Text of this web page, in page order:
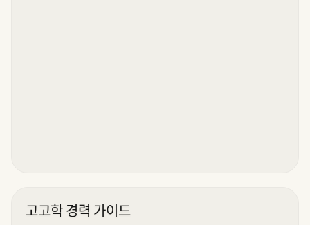
고고학 경력 가이드